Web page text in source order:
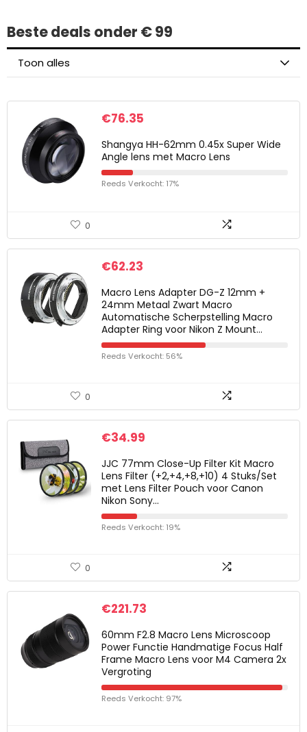
Beste deals onder € 99
Toon alles
€76.35
Shangya HH-62mm 0.45x Super Wide
Angle lens met Macro Lens
Reeds Verkocht: 17%
0
€62.23
Macro Lens Adapter DG-Z 12mm +
24mm Metaal Zwart Macro
Automatische Scherpstelling Macro
Adapter Ring voor Nikon Z Mount…
Reeds Verkocht: 56%
0
€34.99
JJC 77mm Close-Up Filter Kit Macro
Lens Filter (+2,+4,+8,+10) 4 Stuks/Set
met Lens Filter Pouch voor Canon
Nikon Sony…
Reeds Verkocht: 19%
0
€221.73
60mm F2.8 Macro Lens Microscoop
Power Functie Handmatige Focus Half
Frame Macro Lens voor M4 Camera 2x
Vergroting
Reeds Verkocht: 97%